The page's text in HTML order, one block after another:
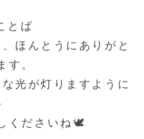
とば
ほんとうにありがと
す。
光が灯りますように
くださいね🕊️